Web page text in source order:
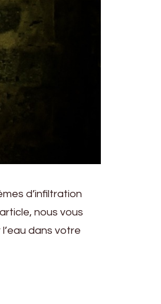
d’infiltration
nous vous
dans votre